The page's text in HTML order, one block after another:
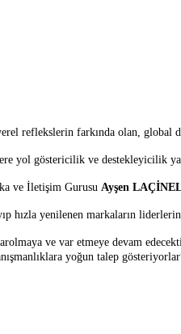
reflekslerin farkında olan, global
yol göstericilik ve destekleyicilik
ve İletişim Gurusu Ayşen
hızla yenilenen markaların
ve var etmeye devam
yoğun talep